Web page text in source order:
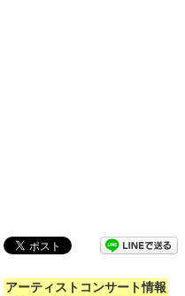
アーティストコンサート情報